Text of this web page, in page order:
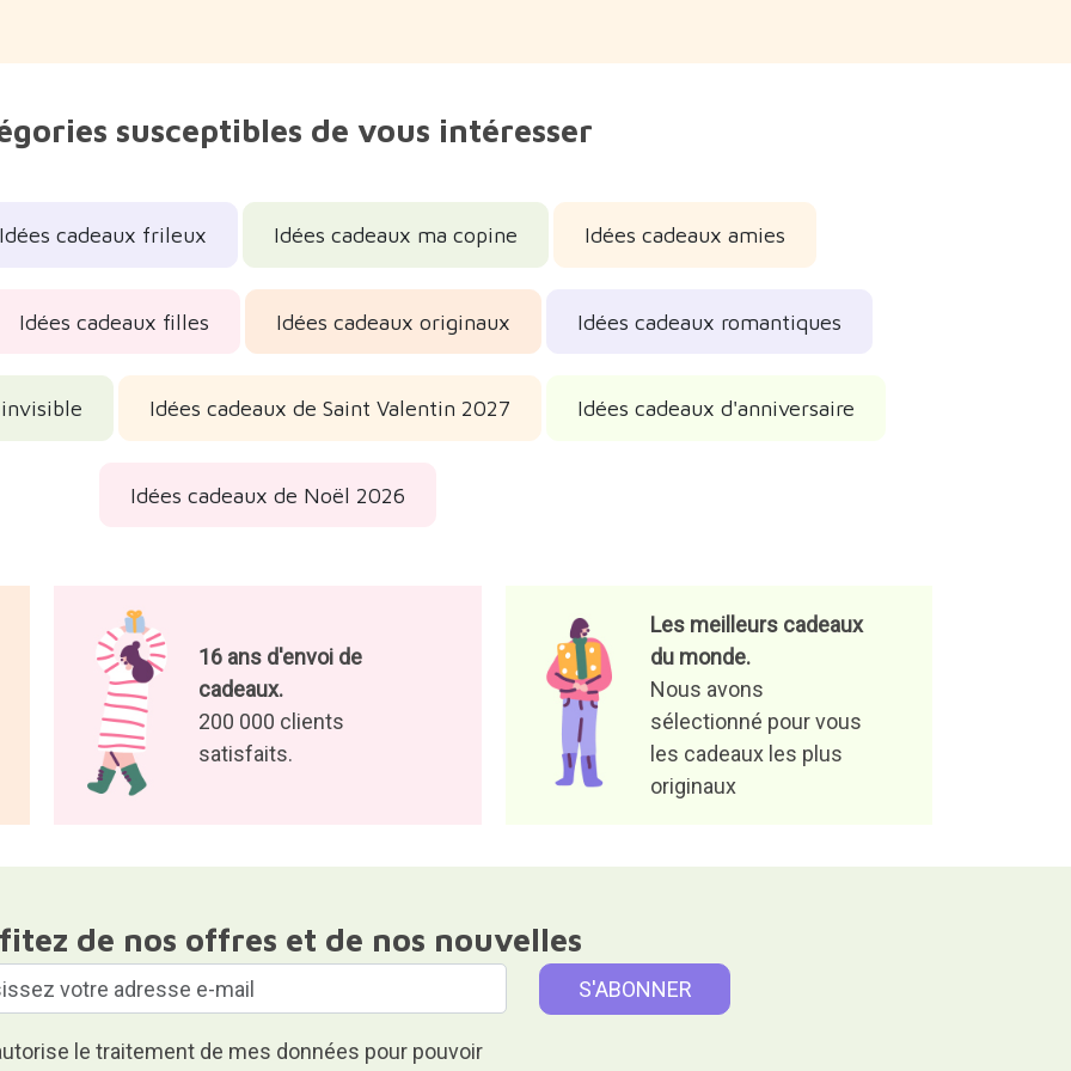
susceptibles de vous intéresser
cadeaux frileux Idées cadeaux ma copine Idées cadeaux amies
Idées cadeaux filles Idées cadeaux originaux Idées cadeaux romantiques
Idées cadeaux de Saint Valentin 2027 Idées cadeaux d'anniversaire
Idées cadeaux de Noël 2026
16 ans d'envoi de
cadeaux.
200 000 clients
satisfaits.
Les meilleurs cadeaux
du monde.
Nous avons
sélectionné pour vous
les cadeaux les plus
originaux
de nos offres et de nos nouvelles
le traitement de mes données pour pouvoir